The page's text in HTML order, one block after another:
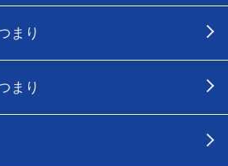
まり
まり